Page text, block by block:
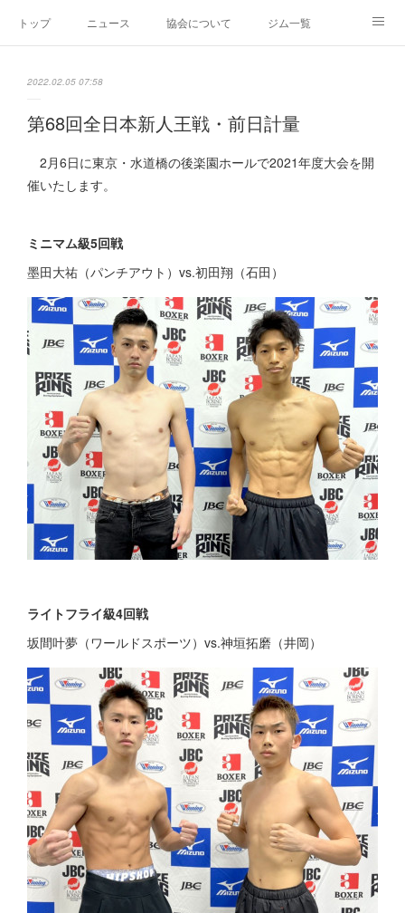
トップ ニュース 協会について ジム一覧
2022.02.05 07:58
第68回全日本新人王戦・前日計量
2月6日に東京・水道橋の後楽園ホールで2021年度大会を開
催いたします。
ミニマム級5回戦
墨田大祐（パンチアウト）vs.初田翔（石田）
ライトフライ級4回戦
坂間叶夢（ワールドスポーツ）vs.神垣拓磨（井岡）